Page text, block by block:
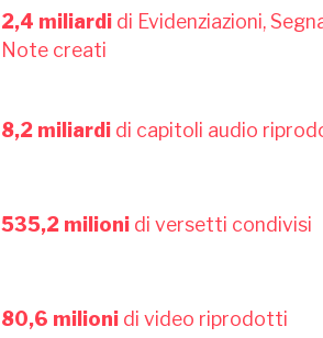
2,4 miliardi di Evidenziazioni,
Note creati
8,2 miliardi di capitoli audio
535,2 milioni di versetti condivisi
80,6 milioni di video riprodotti